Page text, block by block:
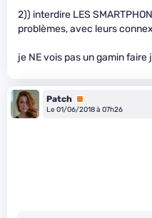
2)) interdire LES
problèmes, avec leurs
je NE vois pas un gamin faire
Patch Premium
Le 01/06/2018 à 07h26